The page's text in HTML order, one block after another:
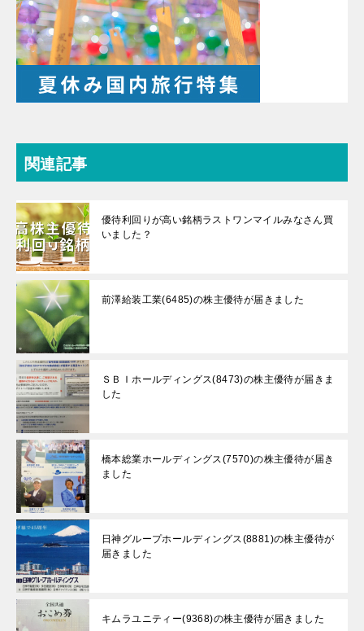
関連記事
優待利回りが高い銘柄ラストワンマイルみなさん買
いました？
前澤給装工業(6485)の株主優待が届きました
ＳＢＩホールディングス(8473)の株主優待が届きま
した
橋本総業ホールディングス(7570)の株主優待が届き
ました
日神グループホールディングス(8881)の株主優待が
届きました
キムラユニティー(9368)の株主優待が届きました